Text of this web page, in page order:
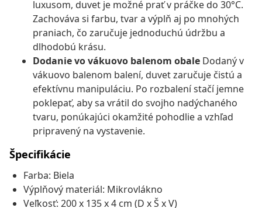
luxusom, duvet je možné prať v práčke do 30°C.
Zachováva si farbu, tvar a výplň aj po mnohých
praniach, čo zaručuje jednoduchú údržbu a
dlhodobú krásu.
Dodanie vo vákuovo balenom obale Dodaný v
vákuovo balenom balení, duvet zaručuje čistú a
efektívnu manipuláciu. Po rozbalení stačí jemne
poklepať, aby sa vrátil do svojho nadýchaného
tvaru, ponúkajúci okamžité pohodlie a vzhľad
pripravený na vystavenie.
Špecifikácie
Farba: Biela
Výplňový materiál: Mikrovlákno
Veľkosť: 200 x 135 x 4 cm (D x Š x V)